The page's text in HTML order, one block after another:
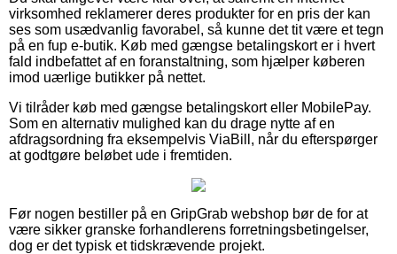
virksomhed reklamerer deres produkter for en pris der kan
ses som usædvanlig favorabel, så kunne det tit være et tegn
på en fup e-butik. Køb med gængse betalingskort er i hvert
fald indbefattet af en foranstaltning, som hjælper køberen
imod uærlige butikker på nettet.
Vi tilråder køb med gængse betalingskort eller MobilePay.
Som en alternativ mulighed kan du drage nytte af en
afdragsordning fra eksempelvis ViaBill, når du efterspørger
at godtgøre beløbet ude i fremtiden.
Før nogen bestiller på en GripGrab webshop bør de for at
være sikker granske forhandlerens forretningsbetingelser,
dog er det typisk et tidskrævende projekt.